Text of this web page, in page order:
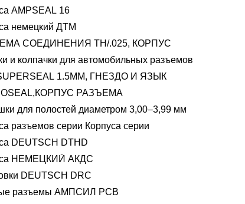
AMPSEAL 16
немецкий ДТМ
СОЕДИНЕНИЯ TH/.025, КОРПУС
и колпачки для автомобильных разъемов
1.5MM, ГНЕЗДО И ЯЗЫК
РАЗЪЕМА
для полостей диаметром 3,00–3,99 мм
разъемов серии Корпуса серии
DEUTSCH DTHD
НЕМЕЦКИЙ АКДС
DEUTSCH DRC
разъемы АМПСИЛ PCB